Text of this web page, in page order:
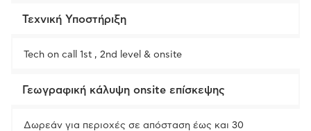
Τεχνική Υποστήριξη
Tech on call 1st , 2nd level & onsite
Γεωγραφική κάλυψη onsite επίσκεψης
Δωρεάν για περιοχές σε απόσταση έως και 30